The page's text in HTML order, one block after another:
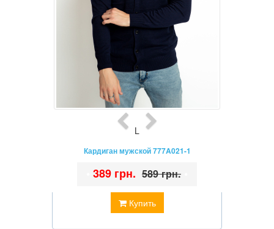
L
Кардиган мужской 777A021-1
Купить
389 грн. 589 грн.